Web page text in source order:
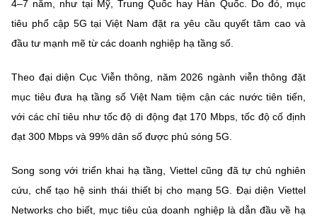
4–7 năm, như tại Mỹ, Trung Quốc hay Hàn Quốc. Do đó, mục
tiêu phổ cập 5G tại Việt Nam đặt ra yêu cầu quyết tâm cao và
đầu tư mạnh mẽ từ các doanh nghiệp hạ tầng số.
Theo đại diện Cục Viễn thông, năm 2026 ngành viễn thông đặt
mục tiêu đưa hạ tầng số Việt Nam tiệm cận các nước tiên tiến,
với các chỉ tiêu như tốc độ di động đạt 170 Mbps, tốc độ cố định
đạt 300 Mbps và 99% dân số được phủ sóng 5G.
Song song với triển khai hạ tầng, Viettel cũng đã tự chủ nghiên
cứu, chế tạo hệ sinh thái thiết bị cho mạng 5G. Đại diện Viettel
Networks cho biết, mục tiêu của doanh nghiệp là dẫn đầu về hạ